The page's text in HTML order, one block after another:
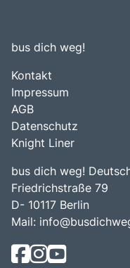
bus dich weg!
Kontakt
Impressum
AGB
Datenschutz
Knight Liner
bus dich weg!
Friedrichstraße 79
D- 10117 Berlin
Mail: